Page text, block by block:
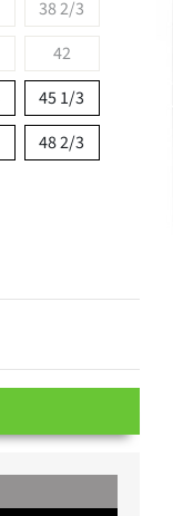
38 2/3
42
45 1/3
48 2/3